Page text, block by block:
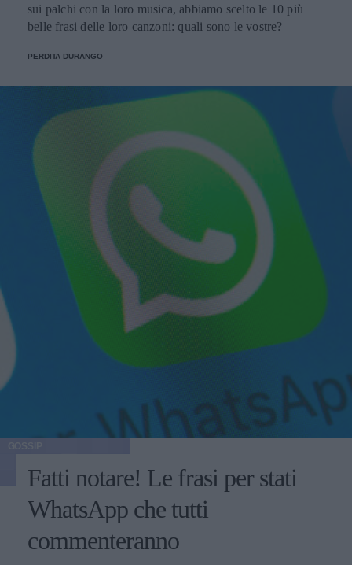
sui palchi con la loro musica, abbiamo scelto le 10 più
belle frasi delle loro canzoni: quali sono le vostre?
PERDITA DURANGO
Fatti notare! Le frasi per stati
WhatsApp che tutti
commenteranno